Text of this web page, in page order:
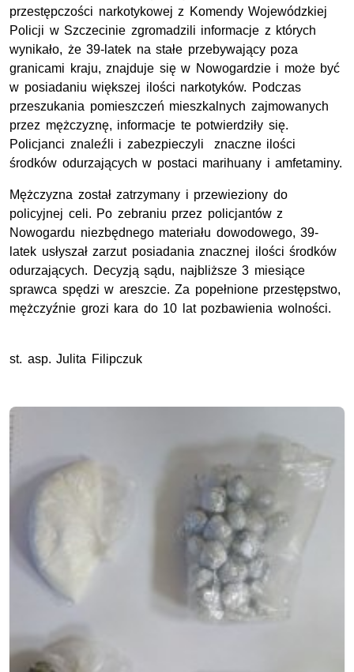
przestępczości narkotykowej z Komendy Wojewódzkiej
Policji w Szczecinie zgromadzili informacje z których
wynikało, że 39-latek na stałe przebywający poza
granicami kraju, znajduje się w Nowogardzie i może być
w posiadaniu większej ilości narkotyków. Podczas
przeszukania pomieszczeń mieszkalnych zajmowanych
przez mężczyznę, informacje te potwierdziły się.
Policjanci znaleźli i zabezpieczyli znaczne ilości
środków odurzających w postaci marihuany i amfetaminy.
Mężczyzna został zatrzymany i przewieziony do
policyjnej celi. Po zebraniu przez policjantów z
Nowogardu niezbędnego materiału dowodowego, 39-
latek usłyszał zarzut posiadania znacznej ilości środków
odurzających. Decyzją sądu, najbliższe 3 miesiące
sprawca spędzi w areszcie. Za popełnione przestępstwo,
mężczyźnie grozi kara do 10 lat pozbawienia wolności.
st. asp. Julita Filipczuk